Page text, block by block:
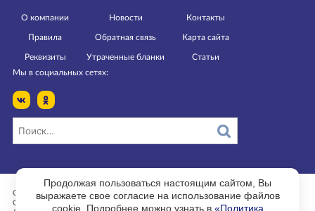
О компании
Правила
Реквизиты
Новости
Обратная связь
Утраченные бланки
Контакты
Карта сайта
Статьи
Мы в социальных сетях:
Страница изменена 27.02.2020 в 18:29.
ООО РСО «ЕВРОИНС».
Продолжая пользоваться настоящим сайтом, Вы
выражаете свое согласие на использование файлов
cookie. Подробнее можно узнать в «Политика